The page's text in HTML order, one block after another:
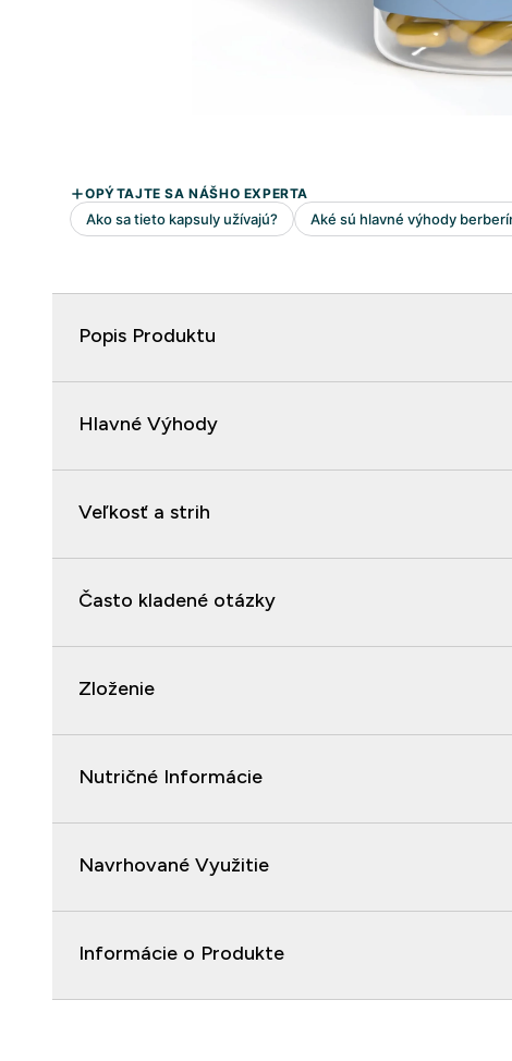
Popis Produktu
Hlavné Výhody
Veľkosť a strih
Často kladené otázky
Zloženie
Nutričné Informácie
Navrhované Využitie
Informácie o Produkte